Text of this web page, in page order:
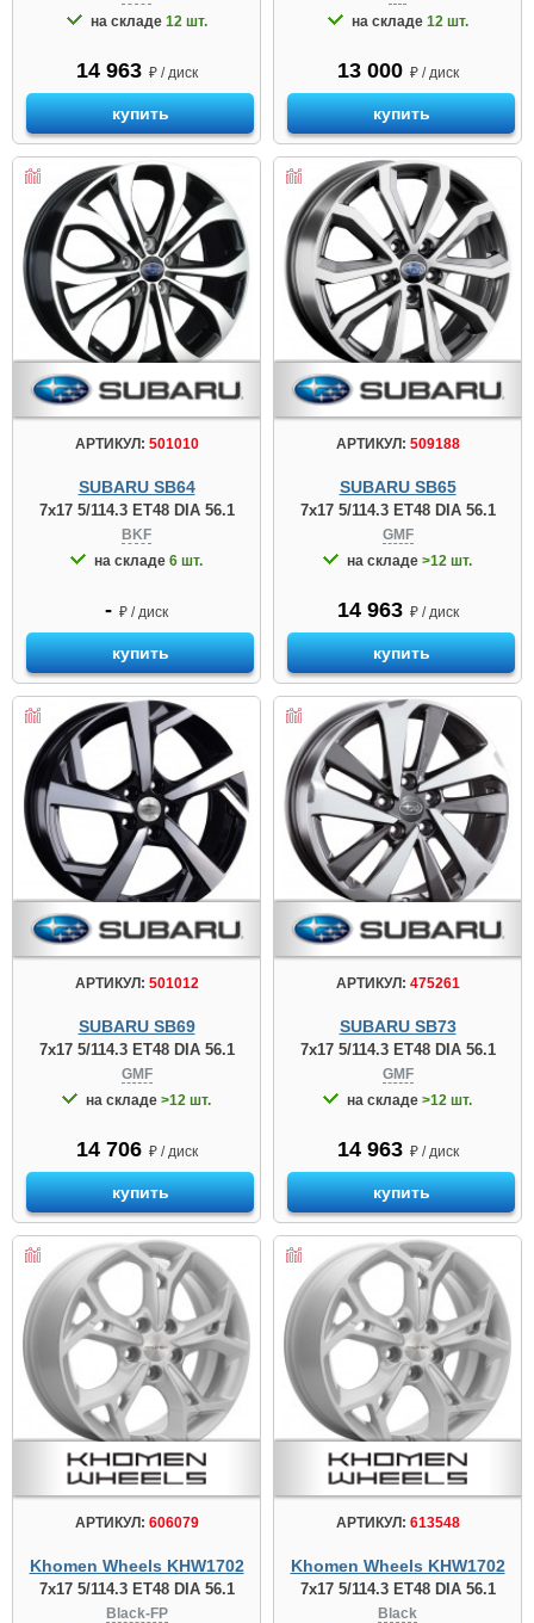
на складе 12 шт.
14 963 ₽ / диск
купить
на складе 12 шт.
13 000 ₽ / диск
купить
АРТИКУЛ: 501010
SUBARU SB64
7x17 5/114.3 ET48 DIA 56.1
BKF
на складе 6 шт.
- ₽ / диск
купить
АРТИКУЛ: 509188
SUBARU SB65
7x17 5/114.3 ET48 DIA 56.1
GMF
на складе >12 шт.
14 963 ₽ / диск
купить
АРТИКУЛ: 501012
SUBARU SB69
7x17 5/114.3 ET48 DIA 56.1
GMF
на складе >12 шт.
14 706 ₽ / диск
купить
АРТИКУЛ: 475261
SUBARU SB73
7x17 5/114.3 ET48 DIA 56.1
GMF
на складе >12 шт.
14 963 ₽ / диск
купить
АРТИКУЛ: 606079
Khomen Wheels KHW1702
7x17 5/114.3 ET48 DIA 56.1
Black-FP
АРТИКУЛ: 613548
Khomen Wheels KHW1702
7x17 5/114.3 ET48 DIA 56.1
Black